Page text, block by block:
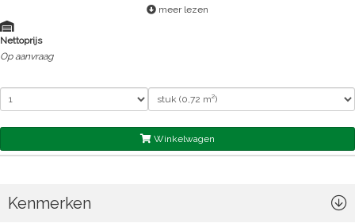
meer lezen
Nettoprijs
Op aanvraag
Winkelwagen
Kenmerken